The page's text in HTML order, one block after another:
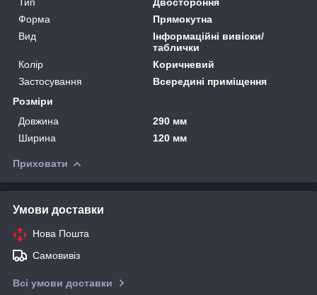
Форма
Прямокутна
Вид
Інформаційні вивіски/
таблички
Колір
Коричневий
Застосування
Всередині приміщення
Розміри
Довжина
290 мм
Ширина
120 мм
Приховати
Умови доставки
Нова Пошта
Самовивіз
Всі умови доставки